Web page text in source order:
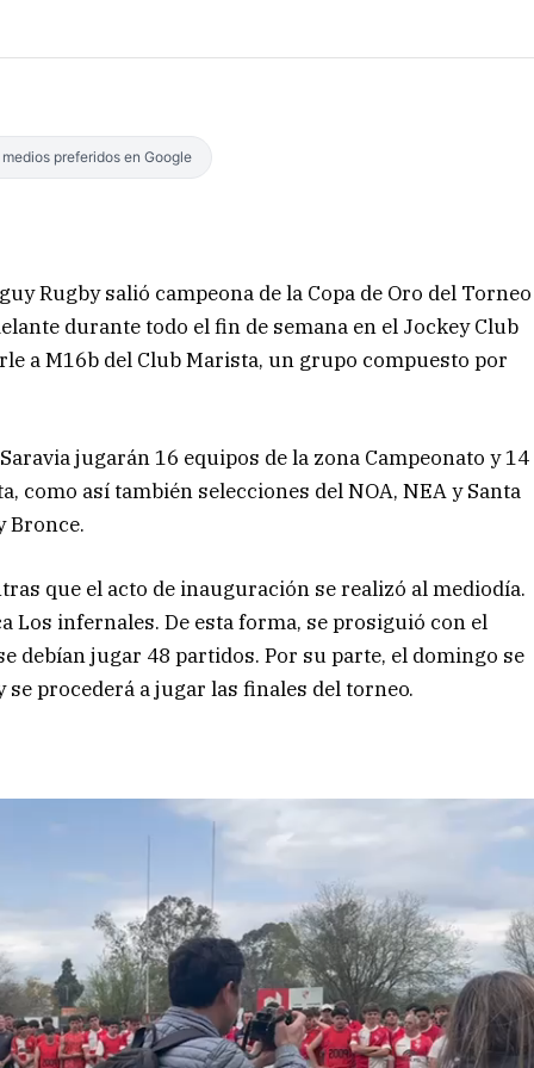
preferidos en Google
Rugby salió campeona de la Copa de Oro del Torneo
durante todo el fin de semana en el Jockey Club
a M16b del Club Marista, un grupo compuesto por
jugarán 16 equipos de la zona Campeonato y 14
como así también selecciones del NOA, NEA y Santa
Bronce.
que el acto de inauguración se realizó al mediodía.
Los infernales. De esta forma, se prosiguió con el
debían jugar 48 partidos. Por su parte, el domingo se
procederá a jugar las finales del torneo.